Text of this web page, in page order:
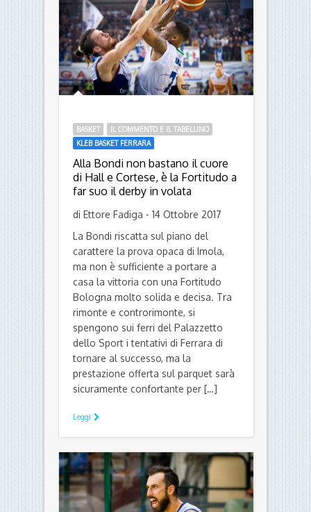
(18), […]
Leggi
BASKET
IL COMMENTO E IL TABELLINO
KLEB BASKET FERRARA
Alla Bondi non bastano il cuore
di Hall e Cortese, è la Fortitudo a
far suo il derby in volata
di Ettore Fadiga - 14 Ottobre 2017
La Bondi riscatta sul piano del
carattere la prova opaca di Imola,
ma non è sufficiente a portare a
casa la vittoria con una Fortitudo
rimonte e controrimonte, si
tornare al successo, ma la
prestazione offerta sul parquet sarà
sicuramente confortante per […]